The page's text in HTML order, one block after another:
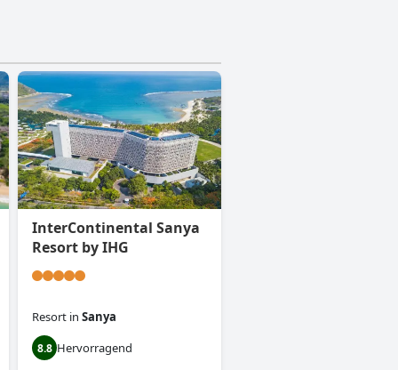
InterContinental Sanya
Resort by IHG
Resort in Sanya
8.8 Hervorragend